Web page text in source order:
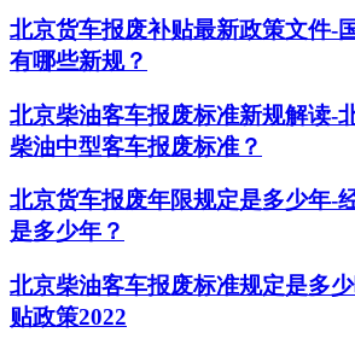
北京货车报废补贴最新政策文件-
有哪些新规？
北京柴油客车报废标准新规解读-
柴油中型客车报废标准？
北京货车报废年限规定是多少年-
是多少年？
北京柴油客车报废标准规定是多
贴政策2022